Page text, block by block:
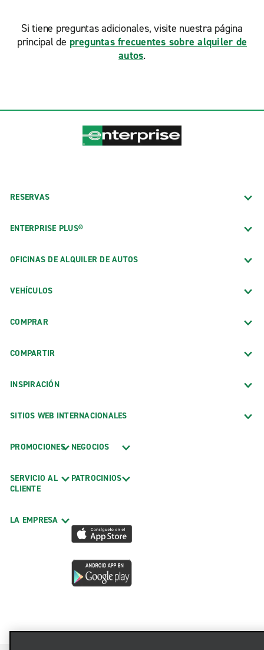
Si tiene preguntas adicionales, visite nuestra página
principal de preguntas frecuentes sobre alquiler de
autos.
RESERVAS
ENTERPRISE PLUS®
OFICINAS DE ALQUILER DE AUTOS
VEHÍCULOS
COMPRAR
COMPARTIR
INSPIRACIÓN
SITIOS WEB INTERNACIONALES
PROMOCIONES
SERVICIO AL
CLIENTE
LA EMPRESA
NEGOCIOS
PATROCINIOS